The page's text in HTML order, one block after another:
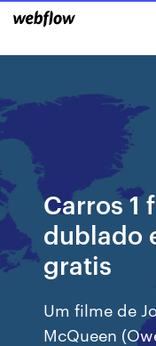
Carros 1
dublado
gratis
Um filme de
McQueen